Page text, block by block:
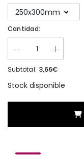
250x300mm
Cantidad:
Subtotal: 3,66€
Stock disponible